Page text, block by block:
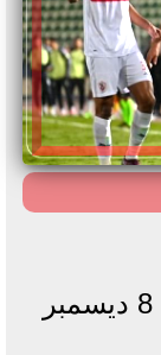
أخبار الزمالك اليوم الخميس 8 ديسمبر